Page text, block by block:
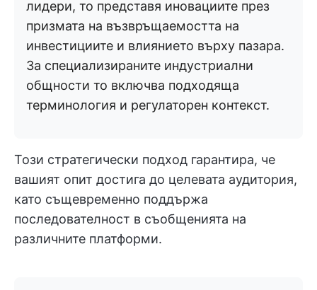
лидери, то представя иновациите през
призмата на възвръщаемостта на
инвестициите и влиянието върху пазара.
За специализираните индустриални
общности то включва подходяща
терминология и регулаторен контекст.
Този стратегически подход гарантира, че
вашият опит достига до целевата аудитория,
като същевременно поддържа
последователност в съобщенията на
различните платформи.